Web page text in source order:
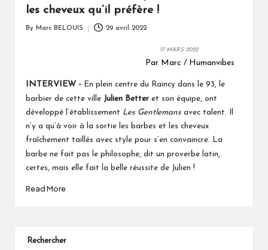
les cheveux qu’il préfère !
By Marc BELOUIS 29 avril 2022
17MARS 2022
Par Marc / Humanvibes
INTERVIEW - En plein centre du Raincy dans le 93, le
barbier de cette ville Julien Betteret son équipe, ont
développé l’établissement Les Gentlemansavec talent. Il
n’y a qu’à voir à la sortie les barbes et les cheveux
fraîchement taillés avec style pour s’en convaincre.
La
barbe ne fait pas le philosophe, dit un proverbe latin,
certes, mais elle fait la belle réussite de Julien !
Read More
Rechercher